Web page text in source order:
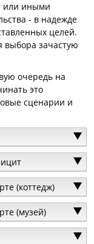
или иными
- в надежде
целей.
выбора зачастую
очередь на
это
сценарии и
(коттедж)
(музей)